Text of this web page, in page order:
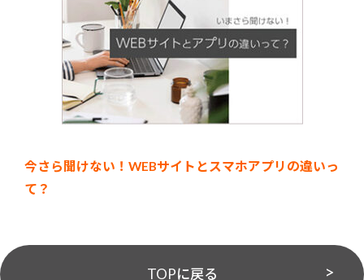
今さら聞けない！WEBサイトとスマホアプリの違いっ
て？
TOPに戻る